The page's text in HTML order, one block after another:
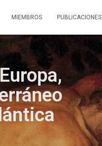
MIEMBROS PUBLICACIONES